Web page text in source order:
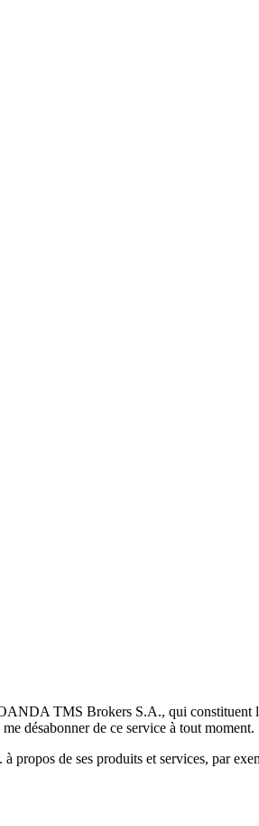
TMS Brokers S.A., qui constituent
désabonner de ce service à tout moment.
de ses produits et services, par